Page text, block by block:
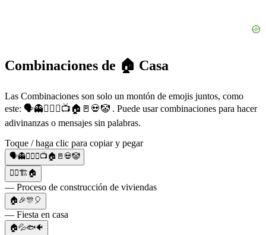
Combinaciones de 🏠 Casa
Las Combinaciones son solo un montón de emojis juntos, como
este: 🗣👻👱🏻‍♀️📺🏠🚪💀🤡 . Puede usar combinaciones para hacer
adivinanzas o mensajes sin palabras.
Toque / haga clic para copiar y pegar
🗣👻👱🏻‍♀️📺🏠🚪💀🤡
👷‍♂️🏗️🏠
— Proceso de construcción de viviendas
🏠🎉🎊🎈
— Fiesta en casa
🏠💦🐟🐠